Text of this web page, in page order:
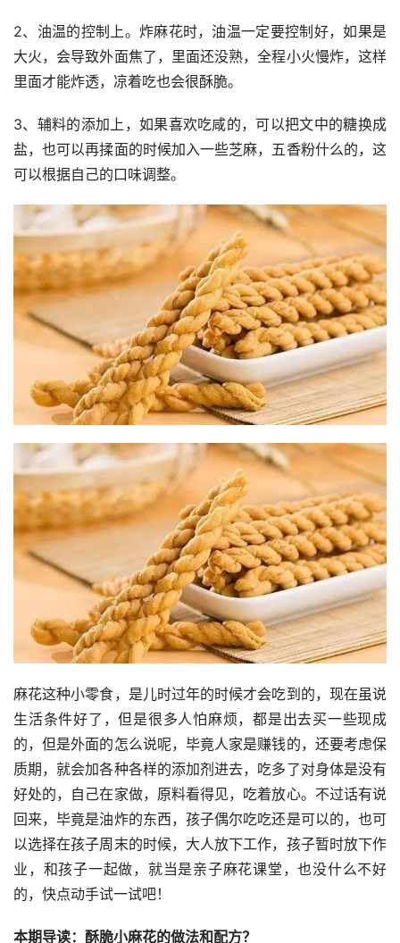
2、油温的控制上。炸麻花时，油温一定要控制好，如果是
大火，会导致外面焦了，里面还没熟，全程小火慢炸，这样
里面才能炸透，凉着吃也会很酥脆。
3、辅料的添加上，如果喜欢吃咸的，可以把文中的糖换成
盐，也可以再揉面的时候加入一些芝麻，五香粉什么的，这
可以根据自己的口味调整。
麻花这种小零食，是儿时过年的时候才会吃到的，现在虽说
生活条件好了，但是很多人怕麻烦，都是出去买一些现成
的，但是外面的怎么说呢，毕竟人家是赚钱的，还要考虑保
质期，就会加各种各样的添加剂进去，吃多了对身体是没有
好处的，自己在家做，原料看得见，吃着放心。不过话有说
回来，毕竟是油炸的东西，孩子偶尔吃吃还是可以的，也可
以选择在孩子周末的时候，大人放下工作，孩子暂时放下作
业，和孩子一起做，就当是亲子麻花课堂，也没什么不好
的，快点动手试一试吧！
本期导读：酥脆小麻花的做法和配方？